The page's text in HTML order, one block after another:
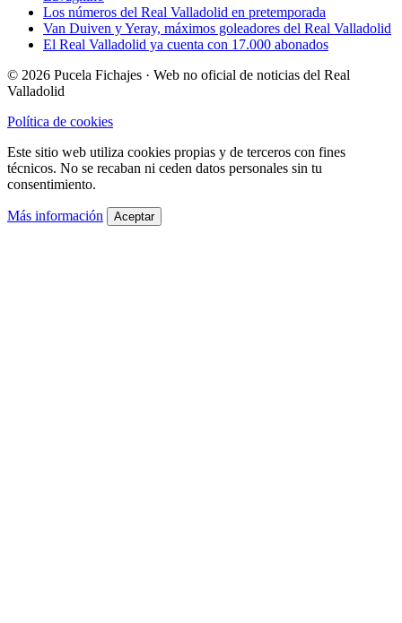
Los números del Real Valladolid en pretemporada
Van Duiven y Yeray, máximos goleadores del Real Valladolid
El Real Valladolid ya cuenta con 17.000 abonados
© 2026 Pucela Fichajes · Web no oficial de noticias del Real
Valladolid
Política de cookies
Este sitio web utiliza cookies propias y de terceros con fines
técnicos. No se recaban ni ceden datos personales sin tu
consentimiento.
Más información Aceptar